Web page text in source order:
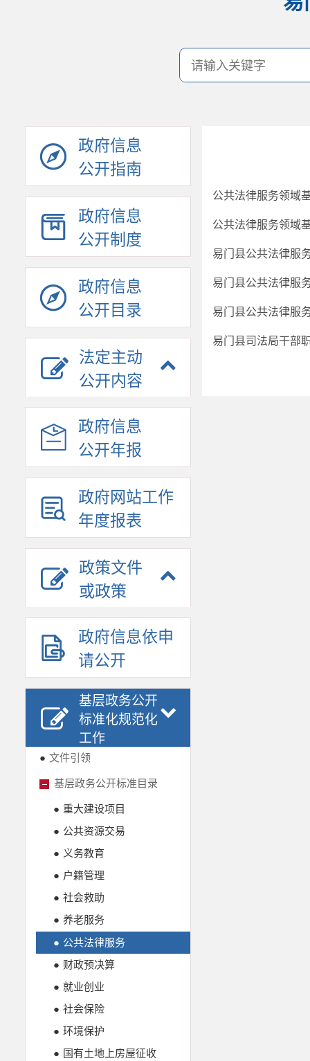
政府信息
公开指南
政府信息
公开制度
政府信息
公开目录
法定主动
公开内容
政府信息
公开年报
政府网站工作
年度报表
政策文件
或政策
政府信息依申
请公开
基层政务公开
标准化规范化
工作
● 文件引领
基层政务公开标准目录
● 重大建设项目
● 公共资源交易
● 义务教育
● 户籍管理
● 社会救助
● 养老服务
● 公共法律服务
● 财政预决算
● 就业创业
● 社会保险
● 环境保护
● 国有土地上房屋征收
公共法律服务领域
公共法律服务领域
易门县公共法律服
易门县公共法律服
易门县公共法律服
易门县司法局干部